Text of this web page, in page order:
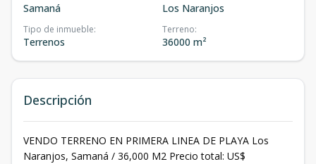
Samaná Los Naranjos
Tipo de inmueble:
Terrenos
Terreno:
36000 m²
Descripción
VENDO TERRENO EN PRIMERA LINEA DE PLAYA Los
Naranjos, Samaná / 36,000 M2 Precio total: US$